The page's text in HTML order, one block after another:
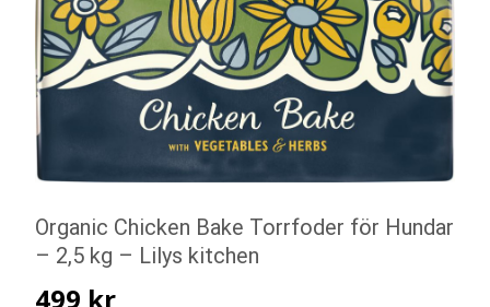
Organic Chicken Bake Torrfoder för Hundar
– 2,5 kg – Lilys kitchen
499 kr